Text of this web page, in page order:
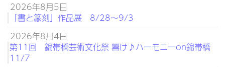
2026年8月5日
「書と篆刻」作品展 8/28～9/3
2026年8月4日
第11回 錦帯橋芸術文化祭 響け♪ハーモニーon錦帯橋
11/7